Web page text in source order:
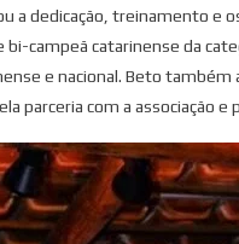
a dedicação, treinamento e
bi-campeã catarinense da
e nacional. Beto
parceria com a associação